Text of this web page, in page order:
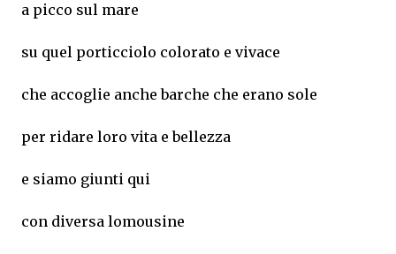
a picco sul mare
su quel porticciolo colorato e vivace
che accoglie anche barche che erano sole
per ridare loro vita e bellezza
e siamo giunti qui
con diversa lomousine